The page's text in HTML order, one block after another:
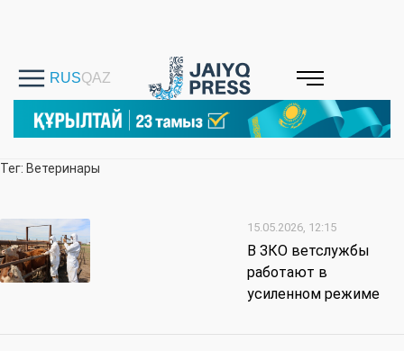
Тег: Ветеринары
15.05.2026, 12:15
В ЗКО ветслужбы
работают в
усиленном режиме